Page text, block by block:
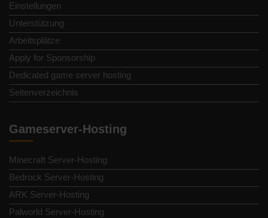
Einstellungen
Unterstützung
Arbeitsplätze
Apply for Sponsorship
Dedicated game server hosting
Seitenverzeichnis
Gameserver-Hosting
Minecraft Server-Hosting
Bedrock Server-Hosting
ARK Server-Hosting
Palworld Server-Hosting